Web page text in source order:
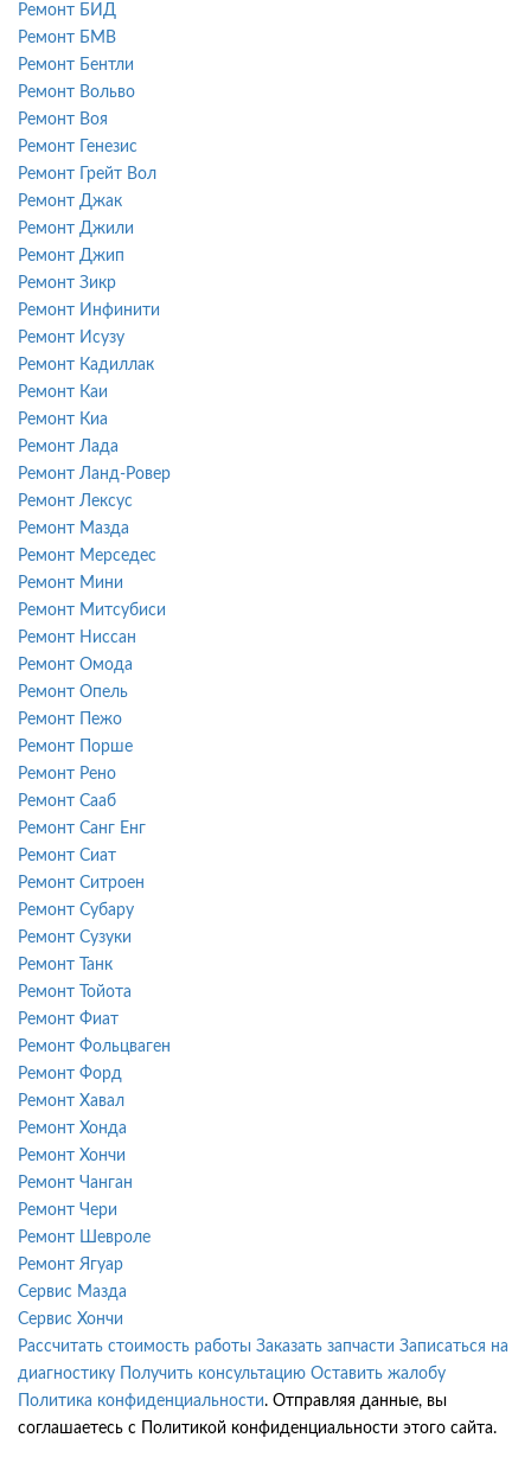
Ремонт БИД
Ремонт БМВ
Ремонт Бентли
Ремонт Вольво
Ремонт Воя
Ремонт Генезис
Ремонт Грейт Вол
Ремонт Джак
Ремонт Джили
Ремонт Джип
Ремонт Зикр
Ремонт Инфинити
Ремонт Исузу
Ремонт Кадиллак
Ремонт Каи
Ремонт Киа
Ремонт Лада
Ремонт Ланд-Ровер
Ремонт Лексус
Ремонт Мазда
Ремонт Мерседес
Ремонт Мини
Ремонт Митсубиси
Ремонт Ниссан
Ремонт Омода
Ремонт Опель
Ремонт Пежо
Ремонт Порше
Ремонт Рено
Ремонт Сааб
Ремонт Санг Енг
Ремонт Сиат
Ремонт Ситроен
Ремонт Субару
Ремонт Сузуки
Ремонт Танк
Ремонт Тойота
Ремонт Фиат
Ремонт Фольцваген
Ремонт Форд
Ремонт Хавал
Ремонт Хонда
Ремонт Хончи
Ремонт Чанган
Ремонт Чери
Ремонт Шевроле
Ремонт Ягуар
Сервис Мазда
Сервис Хончи
Рассчитать стоимость работы Заказать запчасти Записаться на
диагностику
Получить консультацию Оставить жалобу
Политика конфиденциальности. Отправляя данные, вы
соглашаетесь с Политикой конфиденциальности этого сайта.